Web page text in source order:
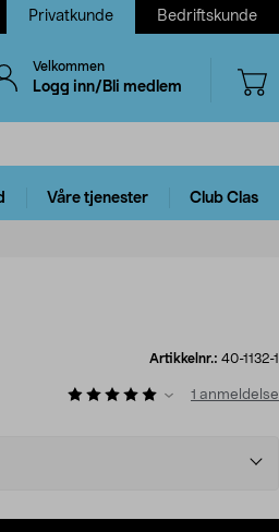
Privatkunde Bedriftskunde
Velkommen
Logg inn/Bli medlem
Våre tjenester Club Clas
Artikkelnr.: 40-1132-1
1 anmeldelse